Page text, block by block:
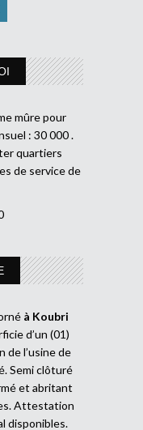
mûre pour
: 30 000 .
quartiers
de service de
à Koubri
d’un (01)
de l’usine de
Semi clôturé
et abritant
Attestation
disponibles.